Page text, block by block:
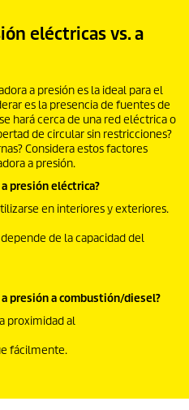
eléctricas vs. a
a presión es la ideal para el
es la presencia de fuentes de
hará cerca de una red eléctrica o
de circular sin restricciones?
Considera estos factores
a presión.
presión eléctrica?
en interiores y exteriores.
de la capacidad del
presión a combustión/diesel?
proximidad al
fácilmente.